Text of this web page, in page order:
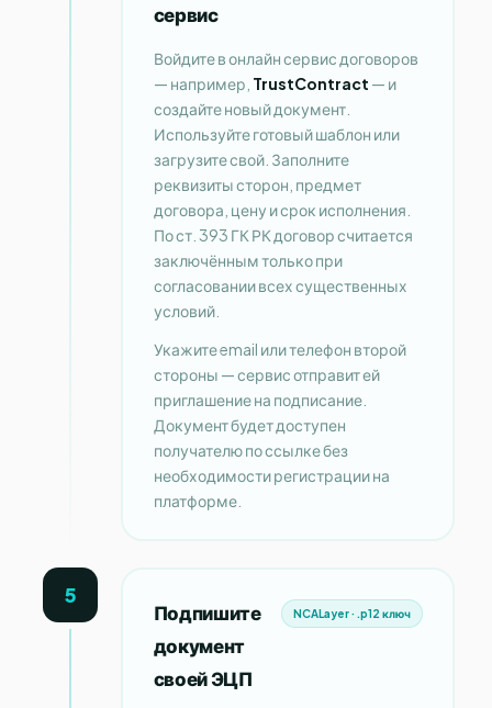
сервис
Войдите в онлайн сервис договоров
— например, TrustContract — и
создайте новый документ.
Используйте готовый шаблон или
загрузите свой. Заполните
реквизиты сторон, предмет
договора, цену и срок исполнения.
По ст. 393 ГК РК договор считается
заключённым только при
согласовании всех существенных
условий.
Укажите email или телефон второй
стороны — сервис отправит ей
приглашение на подписание.
Документ будет доступен
получателю по ссылке без
необходимости регистрации на
платформе.
5
Подпишите
документ
своей ЭЦП
NCALayer · .p12 ключ